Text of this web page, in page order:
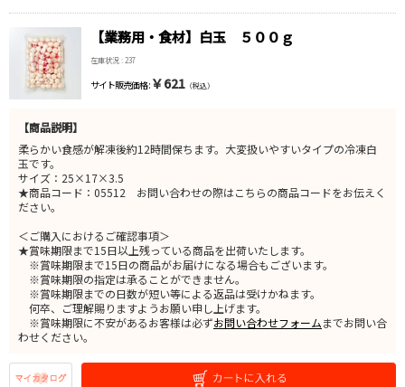
【業務用・食材】白玉 ５００ｇ
在庫状況 : 237
サイト販売価格 : ￥621 （税込）
【商品説明】
柔らかい食感が解凍後約12時間保ちます。大変扱いやすいタイプの冷凍白
玉です。
サイズ：25×17×3.5
★商品コード：05512 お問い合わせの際はこちらの商品コードをお伝えく
ださい。
＜ご購入におけるご確認事項＞
★賞味期限まで15日以上残っている商品を出荷いたします。
※賞味期限まで15日の商品がお届けになる場合もございます。
※賞味期限の指定は承ることができません。
※賞味期限までの日数が短い等による返品は受けかねます。
何卒、ご理解賜りますようお願い申し上げます。
※賞味期限に不安があるお客様は必ずお問い合わせフォームまでお問い合
わせください。